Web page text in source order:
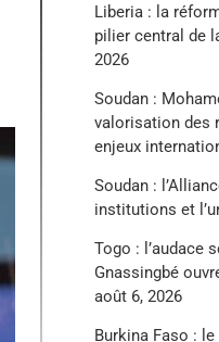
Liberia : la
pilier central de
2026
Soudan :
valorisation des
enjeux
Soudan :
institutions et
Togo : l’audace
Gnassingbé
août 6, 2026
Burkina Faso :